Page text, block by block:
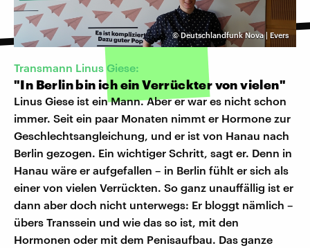
©Deutschlandfunk Nova | Evers
Transmann Linus Giese:
"In Berlin bin ich ein Verrückter von vielen"
Linus Giese ist ein Mann. Aber er war es nicht schon
immer. Seit ein paar Monaten nimmt er Hormone zur
Geschlechtsangleichung, und er ist von Hanau nach
Berlin gezogen. Ein wichtiger Schritt, sagt er. Denn in
Hanau wäre er aufgefallen – in Berlin fühlt er sich als
einer von vielen Verrückten. So ganz unauffällig ist er
dann aber doch nicht unterwegs: Er bloggt nämlich –
übers Transsein und wie das so ist, mit den
Hormonen oder mit dem Penisaufbau. Das ganze